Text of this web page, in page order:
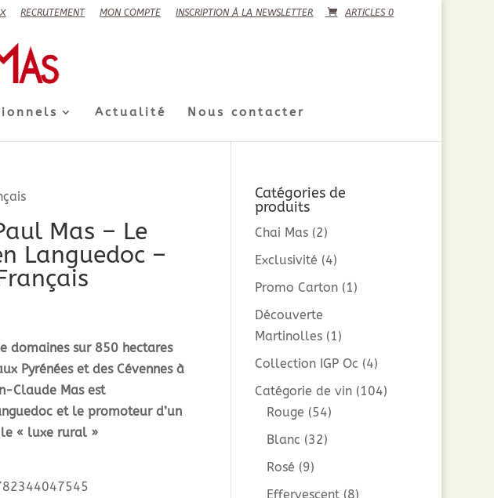
RECRUTEMENT MON COMPTE INSCRIPTION À LA NEWSLETTER ARTICLES 0
Actualité Nous contacter
Mas – Le
Languedoc –
domaines sur 850 hectares
Pyrénées et des Cévennes à
Claude Mas est
et le promoteur d’un
« luxe rural »
Catégories de
produits
Chai Mas (2)
Exclusivité (4)
Promo Carton (1)
Découverte
Martinolles (1)
Collection IGP Oc (4)
Catégorie de vin (104)
Rouge (54)
Blanc (32)
Rosé (9)
Effervescent (8)